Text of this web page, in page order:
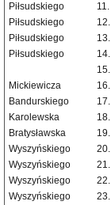
Piłsudskiego
11.
Piłsudskiego
12.
Piłsudskiego
13.
Piłsudskiego
14.
15.
Mickiewicza
16.
Bandurskiego
17.
Karolewska
18.
Bratysławska
19.
Wyszyńskiego
20.
Wyszyńskiego
21.
Wyszyńskiego
22.
Wyszyńskiego
23.